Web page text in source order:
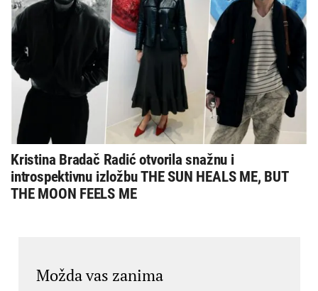
Kristina Bradač Radić otvorila snažnu i
introspektivnu izložbu THE SUN HEALS ME, BUT
THE MOON FEELS ME
Možda vas zanima